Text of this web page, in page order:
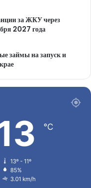
за ЖКУ через
2027 года
займы на запуск и
℃
13º - 11º
85%
3.01 km/h